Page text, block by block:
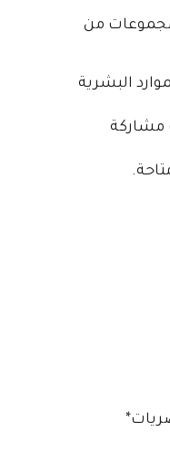
مجموعات من
البشرية
مشاركة